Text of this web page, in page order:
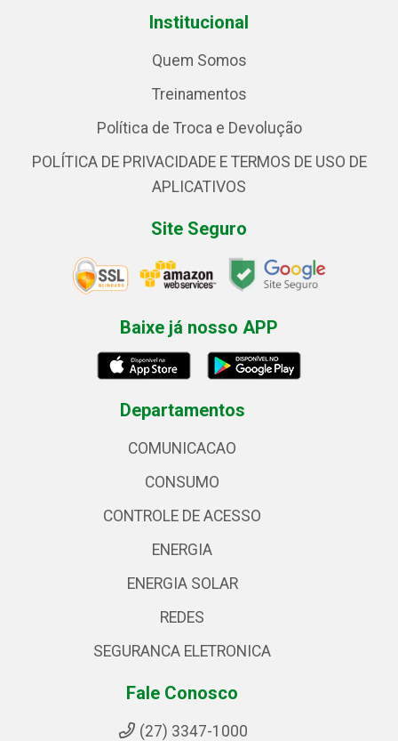
Institucional
Quem Somos
Treinamentos
Política de Troca e Devolução
POLÍTICA DE PRIVACIDADE E TERMOS DE USO DE
APLICATIVOS
Site Seguro
Baixe já nosso APP
Departamentos
COMUNICACAO
CONSUMO
CONTROLE DE ACESSO
ENERGIA
ENERGIA SOLAR
REDES
SEGURANCA ELETRONICA
Fale Conosco
(27) 3347-1000